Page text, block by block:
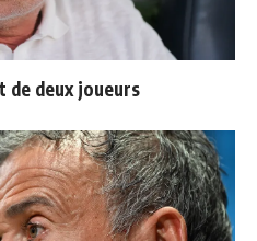
de deux joueurs